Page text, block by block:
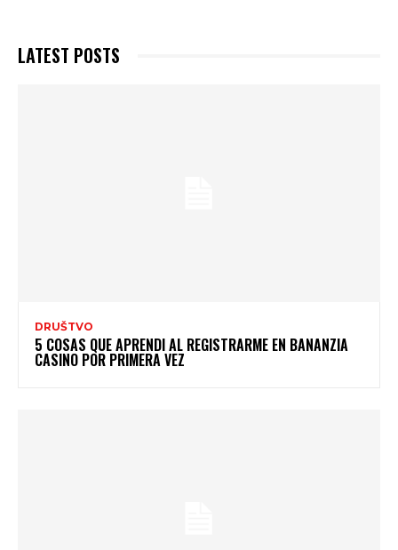
LATEST POSTS
DRUŠTVO
5 COSAS QUE APRENDI AL REGISTRARME EN BANANZIA
CASINO POR PRIMERA VEZ